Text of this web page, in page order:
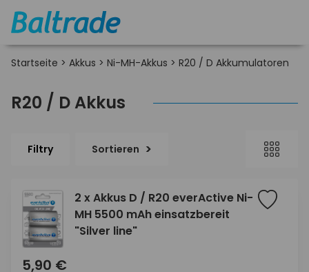
Startseite > Akkus > Ni-MH-Akkus > R20 / D Akkumulatoren
R20 / D Akkus
Filtry Sortieren
2 x Akkus D / R20 everActive Ni-
MH 5500 mAh einsatzbereit
"Silver line"
5,90 €